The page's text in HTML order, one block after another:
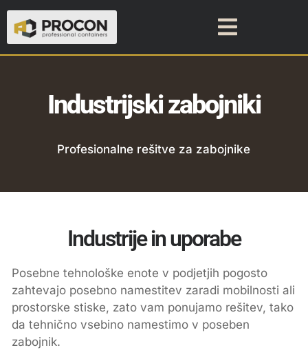
Industrijski zabojniki
Profesionalne rešitve za zabojnike
Industrije in uporabe
Posebne tehnološke enote v podjetjih pogosto
zahtevajo posebno namestitev zaradi mobilnosti ali
prostorske stiske, zato vam ponujamo rešitev, tako
da tehnično vsebino namestimo v poseben
zabojnik.